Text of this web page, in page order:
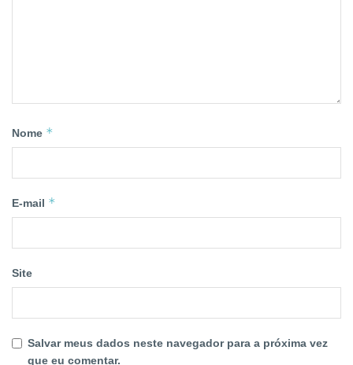
Nome *
E-mail *
Site
Salvar meus dados neste navegador para a próxima vez
que eu comentar.